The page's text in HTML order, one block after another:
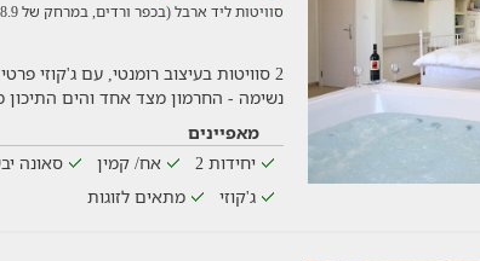
סוויטות ליד ארבל (בכפר ורדים, במרחק של 28.9 ק"מ)
2 סוויטות בעיצוב רומנטי, עם ג'קוזי
נשימה - החרמון מצד אחד והים
מאפיינים
יחידות 2
אח/ קמין סאונה
ג'קוזי
מתאים לזוגות